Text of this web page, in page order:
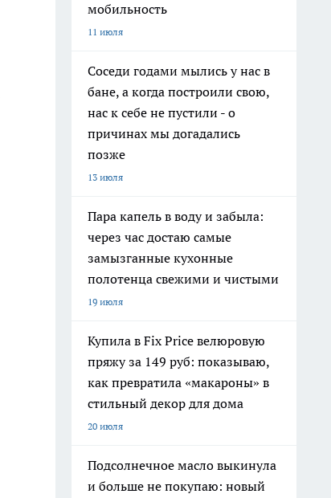
мобильность
11 июля
Соседи годами мылись у нас в
бане, а когда построили свою,
нас к себе не пустили - о
причинах мы догадались
позже
13 июля
Пара капель в воду и забыла:
через час достаю самые
замызганные кухонные
полотенца свежими и чистыми
19 июля
Купила в Fix Price велюровую
пряжу за 149 руб: показываю,
как превратила «макароны» в
стильный декор для дома
20 июля
Подсолнечное масло выкинула
и больше не покупаю: новый